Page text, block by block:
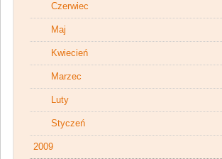
Czerwiec
Maj
Kwiecień
Marzec
Luty
Styczeń
2009